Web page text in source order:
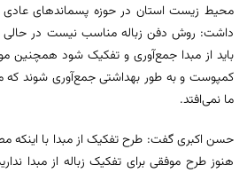
محیط زیست استان در حوزه پسماندهای
داشت: روش دفن زباله مناسب نیست در حالی
باید از مبدا جمع‌آوری و تفکیک شود همچنین
کمپوست و به طور بهداشتی جمع‌آوری شوند که
ما نمی‌افتد.
حسن اکبری گفت: طرح تفکیک از مبدا با اینکه
هنوز طرح موفقی برای تفکیک زباله از مبدا